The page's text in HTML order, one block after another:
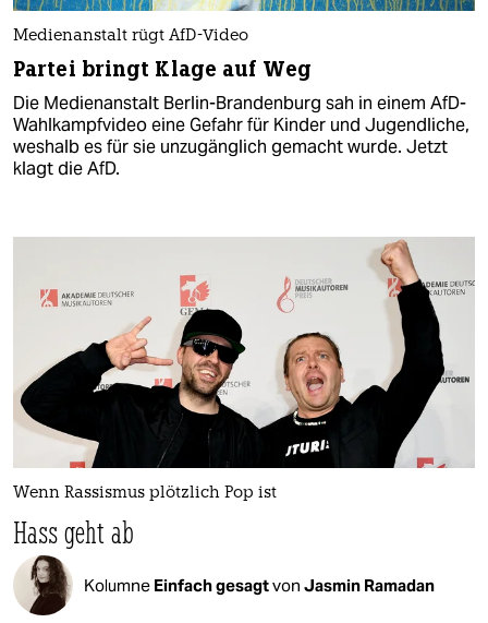
Medienanstalt rügt AfD-Video
Partei bringt Klage auf Weg
Die Medienanstalt Berlin-Brandenburg sah in einem AfD-
Wahlkampfvideo eine Gefahr für Kinder und Jugendliche,
weshalb es für sie unzugänglich gemacht wurde. Jetzt
klagt die AfD.
Wenn Rassismus plötzlich Pop ist
Hass geht ab
Kolumne Einfach gesagtvon Jasmin Ramadan